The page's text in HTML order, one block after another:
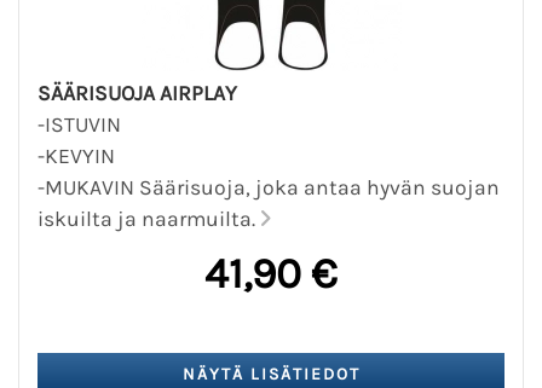
SÄÄRISUOJA AIRPLAY
-ISTUVIN
-KEVYIN
-MUKAVIN Säärisuoja, joka antaa hyvän suojan
iskuilta ja naarmuilta.
41,90 €